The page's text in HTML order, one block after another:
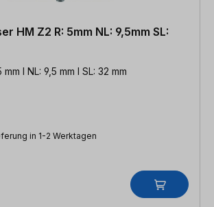
HM Z2 R: 5mm NL: 9,5mm SL:
mm l NL: 9,5 mm l SL: 32 mm
in 1-2 Werktagen